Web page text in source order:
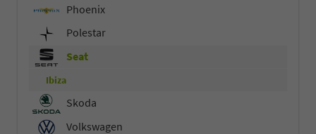
Phoenix
Polestar
Seat
Ibiza
Skoda
Volkswagen